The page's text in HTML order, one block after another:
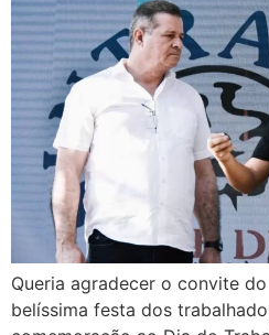
Queria agradecer o convite
belíssima festa dos